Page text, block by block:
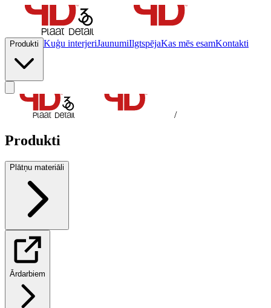
Produkti Kuģu interjeriJaunumiIlgtspējaKas mēs esamKontakti
/
Produkti
Plātņu materiāli
Ārdarbiem